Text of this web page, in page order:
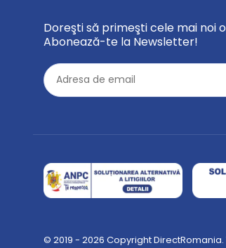
Doreşti să primeşti cele mai noi
Abonează-te la Newsletter!
© 2019 - 2026 Copyright